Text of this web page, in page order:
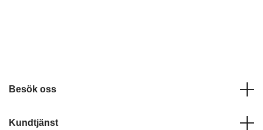
Besök oss
Kundtjänst